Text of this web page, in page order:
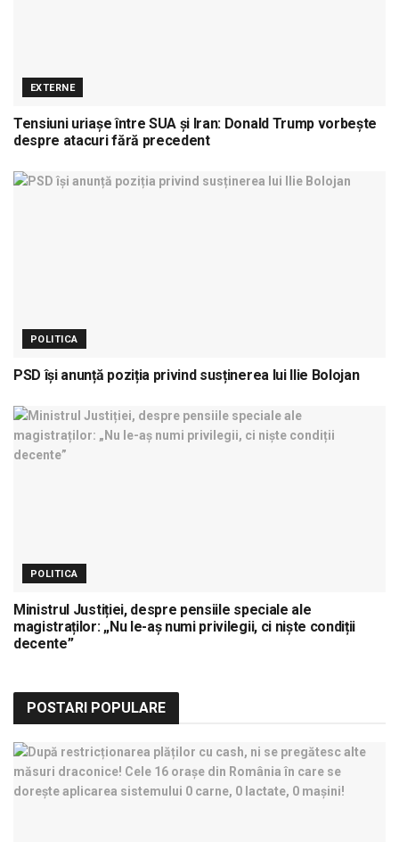
EXTERNE
Tensiuni uriașe între SUA și Iran: Donald Trump vorbește
despre atacuri fără precedent
POLITICA
PSD își anunță poziția privind susținerea lui Ilie Bolojan
POLITICA
Ministrul Justiției, despre pensiile speciale ale
magistraților: „Nu le-aș numi privilegii, ci niște condiții
decente”
POSTARI POPULARE